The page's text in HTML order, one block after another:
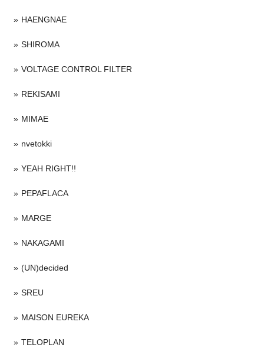
HAENGNAE
SHIROMA
VOLTAGE CONTROL FILTER
REKISAMI
MIMAE
nvetokki
YEAH RIGHT!!
PEPAFLACA
MARGE
NAKAGAMI
(UN)decided
SREU
MAISON EUREKA
TELOPLAN